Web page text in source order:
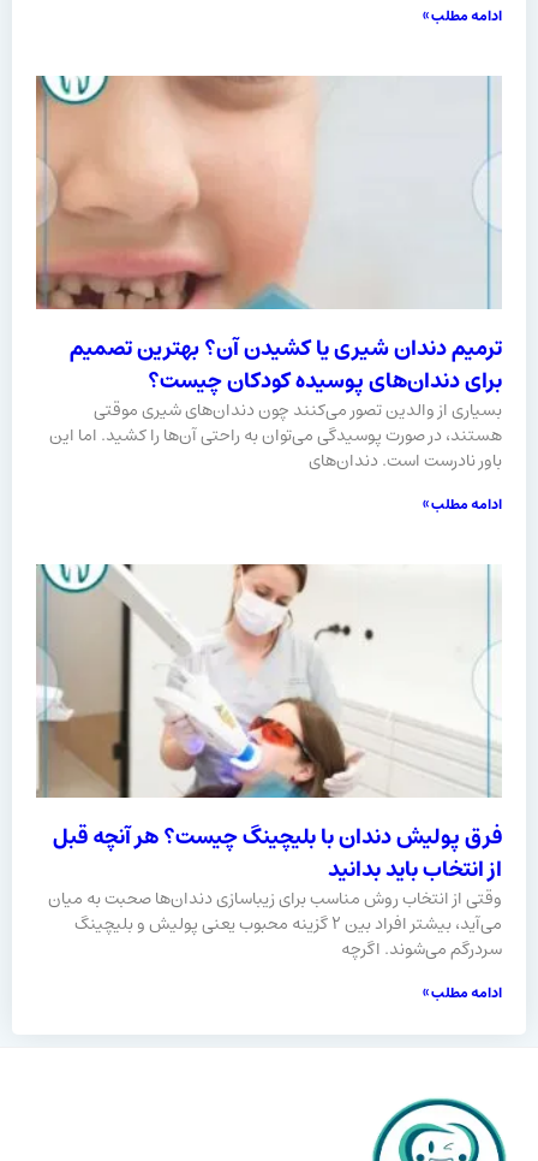
ادامه مطلب »
ترمیم دندان شیری یا کشیدن آن؟ بهترین تصمیم
برای دندان‌های پوسیده کودکان چیست؟
بسیاری از والدین تصور می‌کنند چون دندان‌های شیری موقتی
هستند، در صورت پوسیدگی می‌توان به‌ راحتی آن‌ها را کشید. اما این
باور نادرست است. دندان‌های
ادامه مطلب »
فرق پولیش دندان با بلیچینگ چیست؟ هر آنچه قبل
از انتخاب باید بدانید
وقتی از انتخاب روش مناسب برای زیباسازی دندان‌ها صحبت به میان
می‌آید، بیشتر افراد بین ۲ گزینه محبوب یعنی پولیش و بلیچینگ
سردرگم می‌شوند. اگرچه
ادامه مطلب »